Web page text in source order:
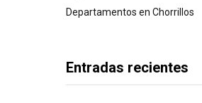
Departamentos en Chorrillos
Entradas recientes